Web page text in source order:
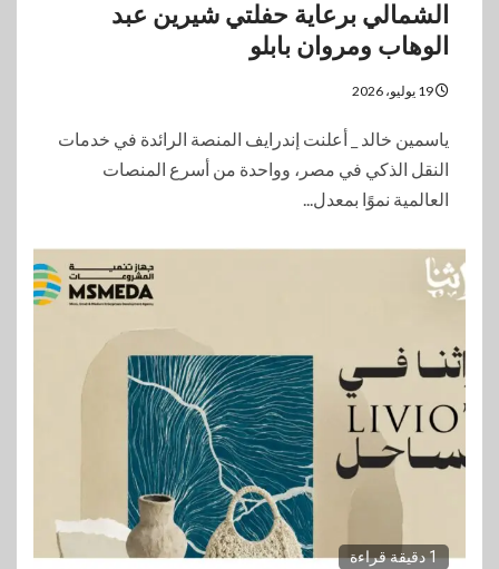
الشمالي برعاية حفلتي شيرين عبد
الوهاب ومروان بابلو
ياسمين خالد _ أعلنت إندرايف المنصة الرائدة في خدمات
النقل الذكي في مصر، وواحدة من أسرع المنصات
العالمية نموًا بمعدل...
1 دقيقة قراءة